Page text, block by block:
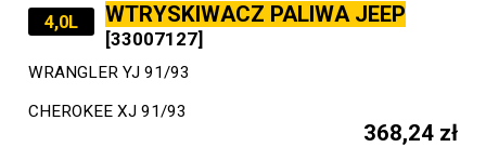
WTRYSKIWACZ PALIWA JEEP
4,0L
[33007127]
WRANGLER YJ 91/93
CHEROKEE XJ 91/93
368,24 zł